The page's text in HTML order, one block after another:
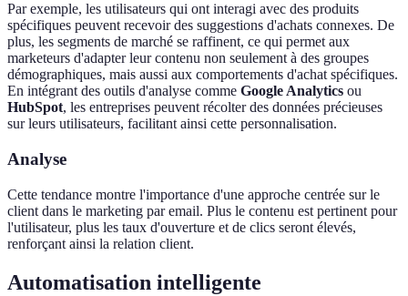
Par exemple, les utilisateurs qui ont interagi avec des produits
spécifiques peuvent recevoir des suggestions d'achats connexes. De
plus, les segments de marché se raffinent, ce qui permet aux
marketeurs d'adapter leur contenu non seulement à des groupes
démographiques, mais aussi aux comportements d'achat spécifiques.
En intégrant des outils d'analyse comme Google Analytics ou
HubSpot, les entreprises peuvent récolter des données précieuses
sur leurs utilisateurs, facilitant ainsi cette personnalisation.
Analyse
Cette tendance montre l'importance d'une approche centrée sur le
client dans le marketing par email. Plus le contenu est pertinent pour
l'utilisateur, plus les taux d'ouverture et de clics seront élevés,
renforçant ainsi la relation client.
Automatisation intelligente